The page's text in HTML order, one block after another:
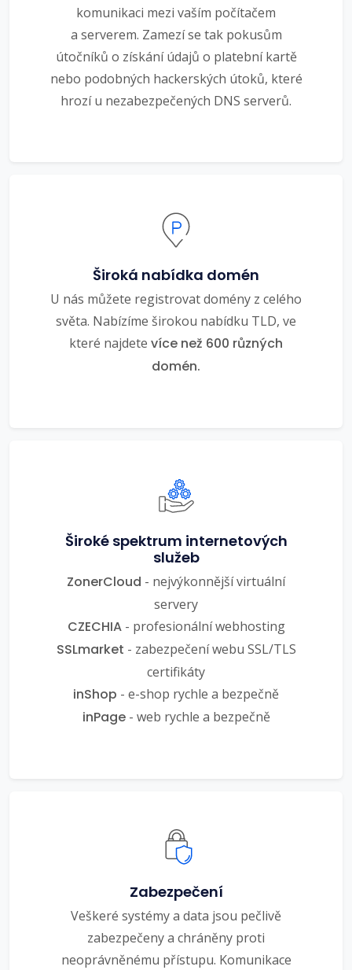
komunikaci mezi vaším počítačem
a serverem. Zamezí se tak pokusům
útočníků o získání údajů o platební kartě
nebo podobných hackerských útoků, které
hrozí u nezabezpečených DNS serverů.
Široká nabídka domén
U nás můžete registrovat domény z celého
světa. Nabízíme širokou nabídku TLD, ve
které najdete více než 600 různých
domén.
Široké spektrum internetových
služeb
ZonerCloud - nejvýkonnější virtuální
servery
CZECHIA- profesionální webhosting
SSLmarket - zabezpečení webu SSL/TLS
certifikáty
inShop - e-shop rychle a bezpečně
inPage- web rychle a bezpečně
Zabezpečení
Veškeré systémy a data jsou pečlivě
zabezpečeny a chráněny proti
neoprávněnému přístupu. Komunikace